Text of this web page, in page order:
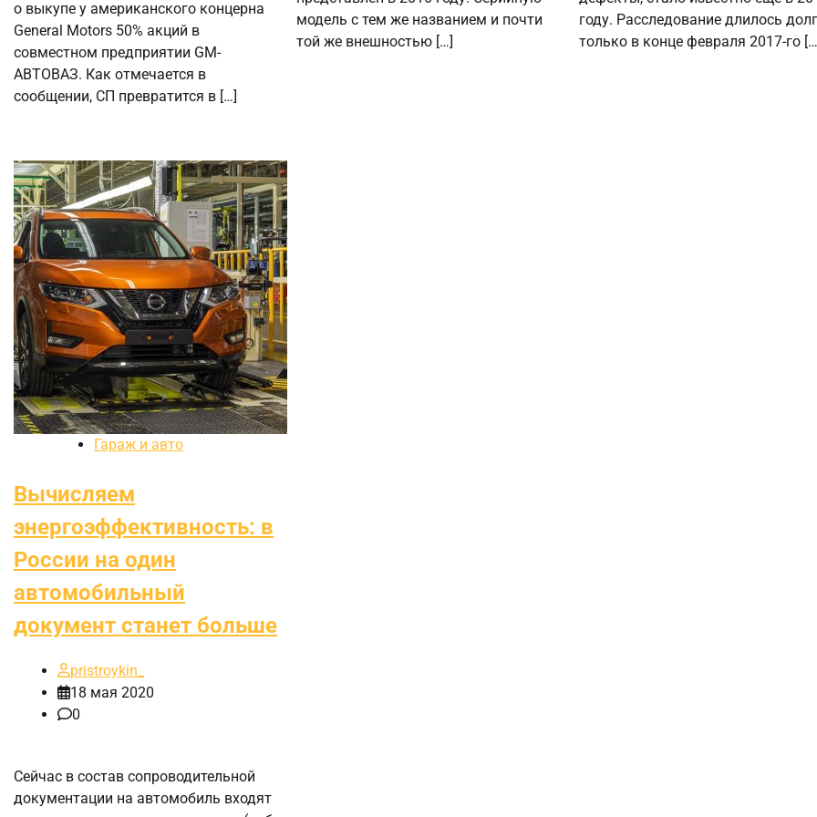
о выкупе у американского концерна
General Motors 50% акций в
совместном предприятии GM-
АВТОВАЗ. Как отмечается в
сообщении, СП превратится в […]
модель с тем же названием и почти
той же внешностью […]
году. Расследование длилось
только в конце февраля 2017-го
Гараж и авто
Вычисляем
энергоэффективность: в
России на один
автомобильный
документ станет больше
pristroykin_
18 мая 2020
0
Сейчас в состав сопроводительной
документации на автомобиль входят